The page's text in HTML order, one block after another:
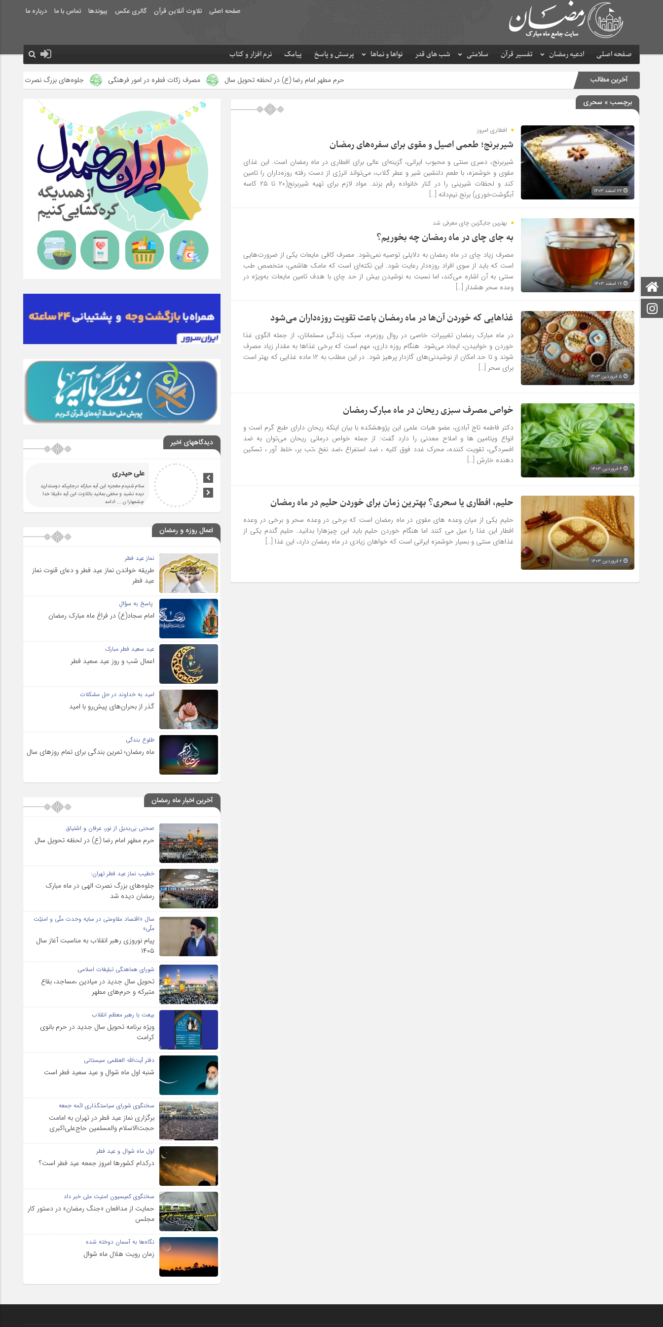
صفحه اصلی تلاوت آنلاین قرآن گالری عکس پیوندها تماس با ما درباره ما
صفحه اصلی ادعیه رمضان تفسیر قرآن سلامتی شب های قدر نواها و نماها پرسش و پاسخ پیامک نرم افزار و کتاب
صفحه اصلی
آخرین مطالب حرم مطهر امام رضا (ع) در لحظه تحویل سال مصرف زکات فطره در امور فرهنگی جلوه‌های بزرگ نصرت الهی در ماه مبارک
برچسب » سحری
افطاری امروز
شیربرنج؛ طعمی اصیل و مقوی برای سفره‌های رمضان
شیربرنج، دسری سنتی و محبوب ایرانی، گزینه‌ای عالی برای افطاری در ماه رمضان است. این غذای
مقوی و خوشمزه، با طعم دلنشین شیر و عطر گلاب، می‌تواند انرژی از دست رفته روزه‌داران را تامین
کند و لحظات شیرینی را در کنار خانواده رقم بزند. مواد لازم برای تهیه شیربرنج(۲۰ تا ۲۵ کاسه
آبگوشت‌خوری) برنج نیم‌دانه […]
بهترین جایگزین چای معرفی شد
به جای چای در ماه رمضان چه بخوریم؟
مصرف زیاد چای در ماه رمضان به دلایلی توصیه نمی‌شود. مصرف کافی مایعات یکی از ضرورت‌هایی
است که باید از سوی افراد روزه‌دار رعایت شود. این نکته‌ای است که مامک هاشمی، متخصص طب
سنتی به آن اشاره می‌کند، اما نسبت به نوشیدن بیش از حد چای با هدف تامین مایعات به‌ویژه در
وعده سحر هشدار […]
غذاهایی که خوردن آن‌ها در ماه رمضان باعث تقویت روزه‌داران می‌شود
در ماه مبارک رمضان تغییرات خاصی در روال روزمره، سبک زندگی مسلمانان، از جمله الگوی غذا
خوردن و خوابیدن، ایجاد می‌شود. هنگام روزه داری، مهم است که برخی غذاها به مقدار زیاد مصرف
شوند و تا حد امکان از نوشیدنی‌های گازدار پرهیز شود. در این مطلب به ۱۲ ماده غذایی که بهتر است
برای سحر […]
خواص مصرف سبزی ریحان در ماه مبارک رمضان
دکتر فاطمه تاج آبادی، عضو هیات علمی این پژوهشکده با بیان اینکه ریحان دارای طبع گرم است و
انواع ویتامین ها و املاح معدنی را دارد گفت: از جمله خواص درمانی ریحان می‌توان به ضد
افسردگی، تقویت کننده، محرک غدد فوق کلیه ، ضد استفراغ ،ضد نفخ ،تب بر، خلط آور ، تسکین
دهنده خارش […]
حلیم، افطاری یا سحری؟ بهترین زمان برای خوردن حلیم در ماه رمضان
حلیم یکی از میان وعده های مقوی در ماه رمضان است که برخی در وعده سحر و برخی در وعده
افطار این غذا را میل می کنند اما هنگام خوردن حلیم باید این چیزهارا بدانید. حلیم گندم یکی از
غذاهای سنتی و بسیار خوشمزه ایرانی است که خواهان زیادی در ماه رمضان دارد، این غذا […]
دیدگاههای اخیر
سرنوشت
اللَّٰهُمَّ صَلِّ عَلَىٰ مُحَمَّدٍ وَآلِ مُحَمَّدٍ... ادامه
مش ... ادامه
مصطفی قنبری
واقعی شایسته
اعمال روزه و رمضان
نماز عید فطر
طریقه خواندن نماز عید فطر و دعای قنوت نماز
عید فطر
پاسخ به سؤالِ
امام سجاد(ع) در فراغ ماه مبارک رمضان
عید سعید فطر مبارک
اعمال شب و روز عید سعید فطر
امید به خداوند در حل مشکلات
گذر از بحران‌های پیش‌رو با امید
طلوع بندگی
ماه رمضان؛ تمرین بندگی برای تمام روزهای سال
آخرین اخبار ماه رمضان
صحنی بی‌بدیل از نور، عرفان و اشتیاق
حرم مطهر امام رضا (ع) در لحظه تحویل سال
خطیب نماز عید فطر تهران:
جلوه‌های بزرگ نصرت الهی در ماه مبارک
رمضان دیده شد
سال «اقتصاد مقاومتی در سایه وحدت ملّی و امنیّت
ملّی»
پیام نوروزی رهبر انقلاب به مناسبت آغاز سال
۱۴۰۵
شورای هماهنگی تبلیغات اسلامی
تحویل سال‌ جدید در میادین ،مساجد، بقاع
متبرکه‌ و حرم‌های‌ مطهر
بیعت با رهبر معظم انقلاب
ویژه برنامه تحویل سال جدید در حرم بانوی
کرامت
دفتر آیت‌الله العظمی سیستانی
شنبه اول ماه شوال و عید سعید فطر است
سخنگوی شورای سیاستگذاری ائمه جمعه
برگزاری نماز عید فطر در تهران به امامت
حجت‌الاسلام والمسلمین حاج‌علی‌اکبری
اول ماه شوال و عید فطر
درکدام کشورها امروز جمعه عید فطر است؟
سخنگوی کمیسیون امنیت ملی خبر داد
حمایت از مدافعان «جنگ رمضان» در دستور کار
مجلس
نگاه‌ها به آسمان دوخته شده
زمان رویت هلال ماه شوال